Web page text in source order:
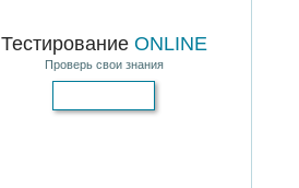
Тестирование ONLINE
Проверь свои знания